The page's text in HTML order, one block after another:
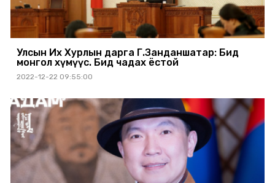
Улсын Их Хурлын дарга Г.Занданшатар: Бид
монгол хүмүүс. Бид чадах ёстой
2022-12-22 09:55:00